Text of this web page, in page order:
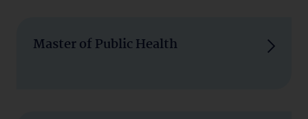
Master of Public Health